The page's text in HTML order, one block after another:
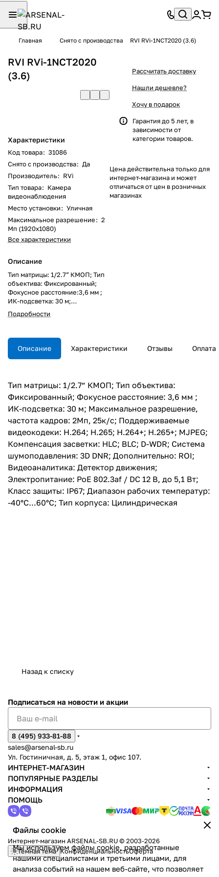
Главная Снято с производства RVI RVi-1NCT2020 (3.6)
RVI RVi-1NCT2020
(3.6)
Характеристики
Код товара: 31086
Снято с производства: Да
Производитель: RVi
Тип товара: Камера
видеонаблюдения
Место установки: Уличная
Максимальное разрешение: 2
Мп (1920x1080)
Все характеристики
Описание
Тип матрицы: 1/2.7” КМОП; Тип
объектива: Фиксированный;
Фокусное расстояние:3,6 мм ;
ИК-подсветка: 30 м;
Максимальное разрешение,
частота кадров: 2Мп, 25к/с;
H.264; H.265; H.264+; H.265+;
MJPEG; Компенсация засветки:
HLC; BLC; D-WDR; Система
движения; Электропитание:
PoE 802.3af / DC 12 В, до 5,1 Вт;
Класс защиты: IP67; Диапазон
-40°С...60°С; Тип корпуса:
Цилиндрическая
Подробности
Рассчитать доставку
Нашли дешевле?
Хочу в подарок
Гарантия до 5 лет, в
зависимости от
категории товаров.
Цена действительна только для
интернет-магазина и может
отличаться от цен в розничных
магазинах
Описание Характеристики Отзывы Оплата
Тип матрицы: 1/2.7” КМОП; Тип объектива:
Фиксированный; Фокусное расстояние: 3,6 мм ;
ИК-подсветка: 30 м; Максимальное разрешение,
частота кадров: 2Мп, 25к/с; Поддерживаемые
видеокодеки: H.264; H.265; H.264+; H.265+; MJPEG;
Компенсация засветки: HLC; BLC; D-WDR; Система
шумоподавления: 3D DNR; Дополнительно: ROI;
Видеоаналитика: Детектор движения;
Электропитание: PoE 802.3af / DC 12 В, до 5,1 Вт;
Класс защиты: IP67; Диапазон рабочих температур:
-40°С...60°С; Тип корпуса: Цилиндрическая
Назад к списку
Файлы cookie
Мы используем файлы cookie, разработанные
нашими специалистами и третьими лицами, для
анализа событий на нашем веб-сайте, что позволяет
Подписаться на новости и акции
8 (495) 933-81-88
sales@arsenal-sb.ru
Ул. Гостиничная, д. 5, этаж 1, офис 107.
ИНТЕРНЕТ-МАГАЗИН
ПОПУЛЯРНЫЕ РАЗДЕЛЫ
ИНФОРМАЦИЯ
ПОМОЩЬ
Интернет-магазин ARSENAL-SB.RU © 2003-2026
Темная тема КонфиденциальностьОферта